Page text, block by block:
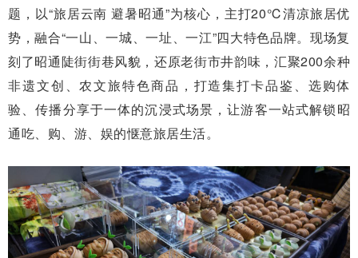
题，以“旅居云南 避暑昭通”为核心，主打20℃清凉旅居优
势，融合“一山、一城、一址、一江”四大特色品牌。现场复
刻了昭通陡街街巷风貌，还原老街市井韵味，汇聚200余种
非遗文创、农文旅特色商品，打造集打卡品鉴、选购体
验、传播分享于一体的沉浸式场景，让游客一站式解锁昭
通吃、购、游、娱的惬意旅居生活。